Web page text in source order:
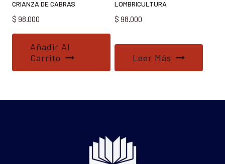
CRIANZA DE CABRAS
$ 98.000
Añadir Al
Carrito
LOMBRICULTURA
$ 98.000
Leer Más